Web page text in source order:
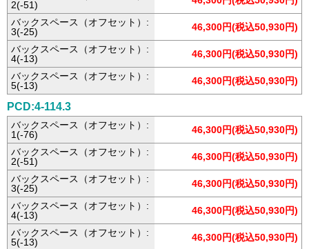
2(-51)
バックスペース（オフセット）:
3(-25)
46,300円(税込50,930円)
バックスペース（オフセット）:
4(-13)
46,300円(税込50,930円)
バックスペース（オフセット）:
5(-13)
46,300円(税込50,930円)
PCD:4-114.3
バックスペース（オフセット）:
1(-76)
46,300円(税込50,930円)
バックスペース（オフセット）:
2(-51)
46,300円(税込50,930円)
バックスペース（オフセット）:
3(-25)
46,300円(税込50,930円)
バックスペース（オフセット）:
4(-13)
46,300円(税込50,930円)
バックスペース（オフセット）:
5(-13)
46,300円(税込50,930円)